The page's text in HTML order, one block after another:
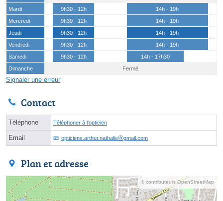
Mardi
9h30 - 12h
14h - 19h
Mercredi
9h30 - 12h
14h - 19h
Jeudi
9h30 - 12h
14h - 19h
Vendredi
9h30 - 12h
14h - 19h
Samedi
9h30 - 12h
14h - 17h30
Dimanche
Fermé
Signaler une erreur
Contact
Téléphone Téléphoner à l'opticien
Email opticiens.arthur.nathalieⓐgmail.com
Plan et adresse
© contributeurs OpenStreetMap